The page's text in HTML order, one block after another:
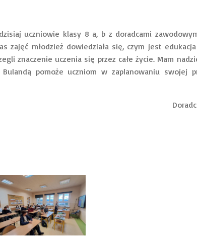
uczniowie klasy 8 a, b z doradcami
zajęć młodzież dowiedziała się, czym jest
znaczenie uczenia się przez całe życie. Mam
pomoże uczniom w zaplanowaniu swojej